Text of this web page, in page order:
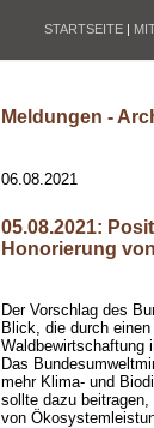
STARTSEITE |
Meldungen -
06.08.2021
05.08.2021:
Honorierung
Der Vorschlag des
Blick, die durch
Waldbewirtschaftung
Das
mehr Klima- und
sollte dazu
von